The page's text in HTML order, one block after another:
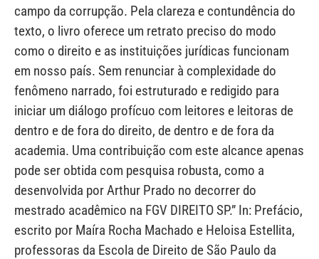
campo da corrupção. Pela clareza e contundência do
texto, o livro oferece um retrato preciso do modo
como o direito e as instituições jurídicas funcionam
em nosso país. Sem renunciar à complexidade do
fenômeno narrado, foi estruturado e redigido para
iniciar um diálogo profícuo com leitores e leitoras de
dentro e de fora do direito, de dentro e de fora da
academia. Uma contribuição com este alcance apenas
pode ser obtida com pesquisa robusta, como a
desenvolvida por Arthur Prado no decorrer do
mestrado acadêmico na FGV DIREITO SP.” In: Prefácio,
escrito por Maíra Rocha Machado e Heloisa Estellita,
professoras da Escola de Direito de São Paulo da